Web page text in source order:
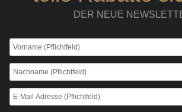
DER NEUE